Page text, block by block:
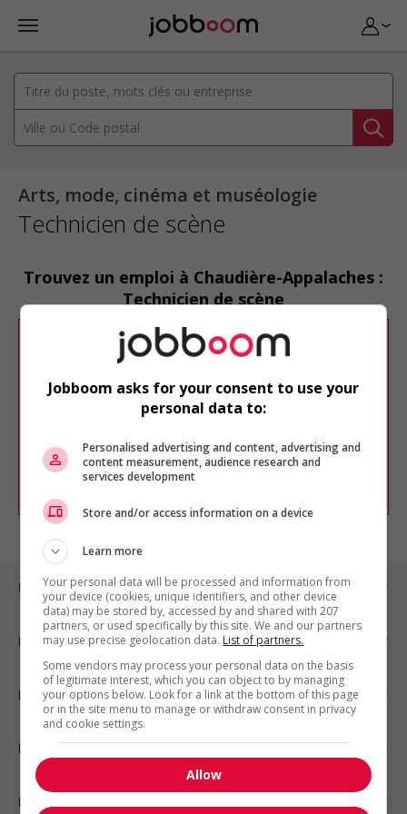
Arts, mode, cinéma et muséologie
Technicien de scène
Trouvez un emploi à Chaudière-Appalaches :
Technicien de scène
Désolé, cette recherche n'a produit aucun
résultat.
Veuillez faire une nouvelle recherche.
Vous pouvez en tout temps utiliser nos
chercher un poste selon votre profil
d'intérêt en emploi en vousinscrivant
comme membre Jobboom.
Emplois par ville
Emplois par secteur
Emplois par statut
Emplois par type
Nos suggestions
Jobboom asks for your consent to use your
personal data to:
Personalised advertising and content, advertising and
content measurement, audience research and
services development
Store and/or access information on a device
Learn more
Your personal data will be processed and information from
your device (cookies, unique identifiers, and other device
data) may be stored by, accessed by and shared with 207
partners, or used specifically by this site. We and our partners
may use precise geolocation data. List of partners.
Some vendors may process your personal data on the basis
of legitimate interest, which you can object to by managing
your options below. Look for a link at the bottom of this page
or in the site menu to manage or withdraw consent in privacy
and cookie settings.
Allow